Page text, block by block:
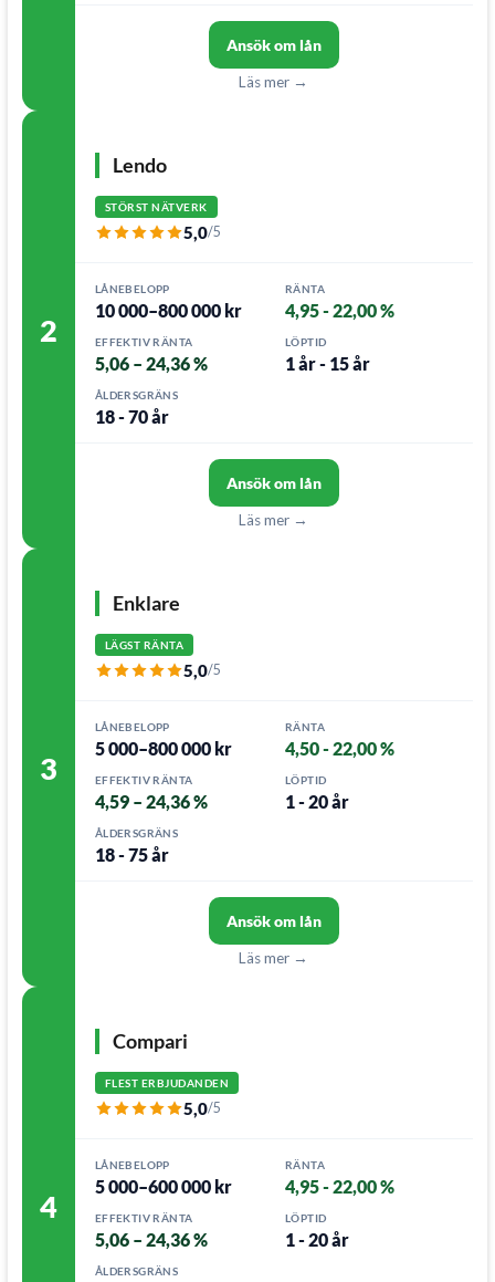
Ansök om lån
Läs mer →
2
Lendo
STÖRST NÄTVERK
5,0/5
LÅNEBELOPP
10 000–800 000 kr
RÄNTA
4,95 - 22,00 %
EFFEKTIV RÄNTA
5,06 – 24,36 %
LÖPTID
1 år - 15 år
ÅLDERSGRÄNS
18 - 70 år
Ansök om lån
Läs mer →
3
Enklare
LÄGST RÄNTA
5,0/5
LÅNEBELOPP
5 000–800 000 kr
RÄNTA
4,50 - 22,00 %
EFFEKTIV RÄNTA
4,59 – 24,36 %
LÖPTID
1 - 20 år
ÅLDERSGRÄNS
18 - 75 år
Ansök om lån
Läs mer →
4
Compari
FLEST ERBJUDANDEN
5,0/5
LÅNEBELOPP
5 000–600 000 kr
RÄNTA
4,95 - 22,00 %
EFFEKTIV RÄNTA
5,06 – 24,36 %
LÖPTID
1 - 20 år
ÅLDERSGRÄNS